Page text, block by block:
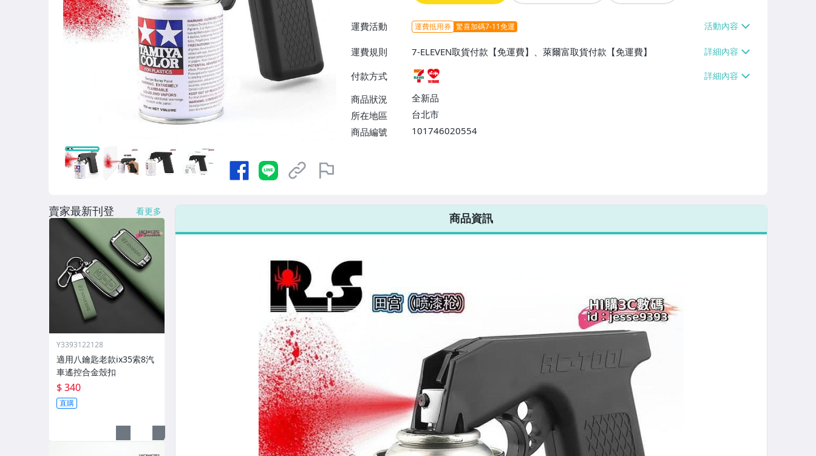
運費活動 運費抵用券 驚喜加碼7-11免運
運費規則
7-ELEVEN取貨付款【免運費】、萊爾富取貨付款【免運費】
付款方式
商品狀況
全新品
所在地區
台北市
商品編號
101746020554
電腦、平板與周邊
相機、攝影與周邊
運動、戶外與休閒
汽機車精品百貨
玩具、模型與公仔
偶像、球員卡與郵幣
女包精品與女鞋
家電與影音視聽
商品資訊
賣家最新刊登 看更多
Y3393122128
適用八鑰匙老款ix35索8汽
車遙控合金殼扣
$ 340
直購